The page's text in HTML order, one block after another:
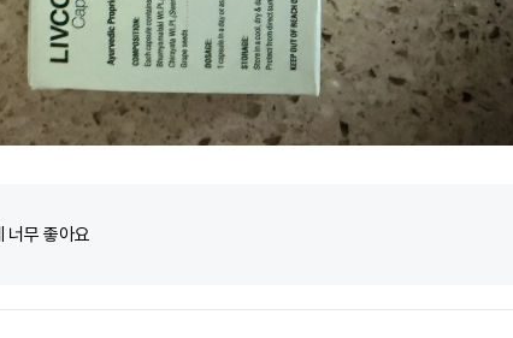
너무 좋아요